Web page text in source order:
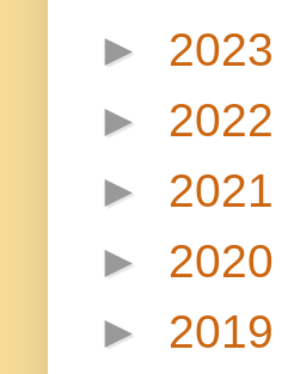
► 2023
► 2022
► 2021
► 2020
► 2019